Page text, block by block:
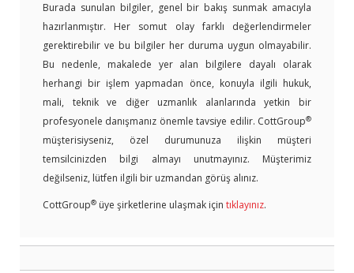
Burada sunulan bilgiler, genel bir bakış sunmak amacıyla
hazırlanmıştır. Her somut olay farklı değerlendirmeler
gerektirebilir ve bu bilgiler her duruma uygun olmayabilir.
Bu nedenle, makalede yer alan bilgilere dayalı olarak
herhangi bir işlem yapmadan önce, konuyla ilgili hukuk,
mali, teknik ve diğer uzmanlık alanlarında yetkin bir
profesyonele danışmanız önemle tavsiye edilir. CottGroup®
müşterisiyseniz, özel durumunuza ilişkin müşteri
temsilcinizden bilgi almayı unutmayınız. Müşterimiz
değilseniz, lütfen ilgili bir uzmandan görüş alınız.
CottGroup® üye şirketlerine ulaşmak için tıklayınız.